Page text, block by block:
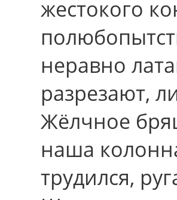
жестокого
неравно
разрезают,
Жёлчное
наша
трудился,